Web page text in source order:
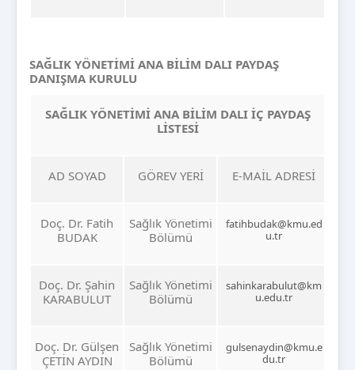
SAĞLIK YÖNETİMİ ANA BİLİM DALI PAYDAŞ
DANIŞMA KURULU
SAĞLIK YÖNETİMİ ANA BİLİM DALI İÇ PAYDAŞ
LİSTESİ
AD SOYAD GÖREV YERİ E-MAİL ADRESİ
Doç. Dr. Fatih
BUDAK
Sağlık Yönetimi
Bölümü
fatihbudak@kmu.ed
u.tr
Doç. Dr. Şahin
KARABULUT
Sağlık Yönetimi
Bölümü
sahinkarabulut@km
u.edu.tr
Doç. Dr. Gülşen
ÇETİN AYDIN
Sağlık Yönetimi
Bölümü
gulsenaydin@kmu.e
du.tr